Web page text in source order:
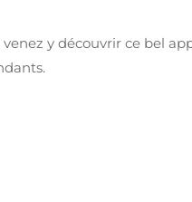
y découvrir ce bel